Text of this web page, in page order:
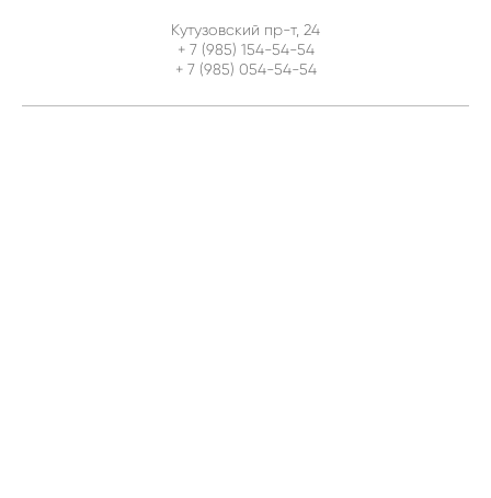
Кутузовский пр-т, 24
+ 7 (985) 154-54-54
+ 7 (985) 054-54-54